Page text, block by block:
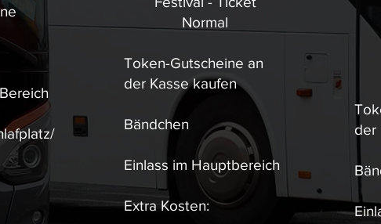
Normal
Token-Gutscheine an
der Kasse kaufen
Bändchen
Einlass im Hauptbereich
Extra Kosten:
der